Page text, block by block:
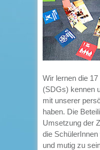
Wir lernen die
(SDGs) kennen
mit unserer
haben. Die
Umsetzung der
die
und mutig zu